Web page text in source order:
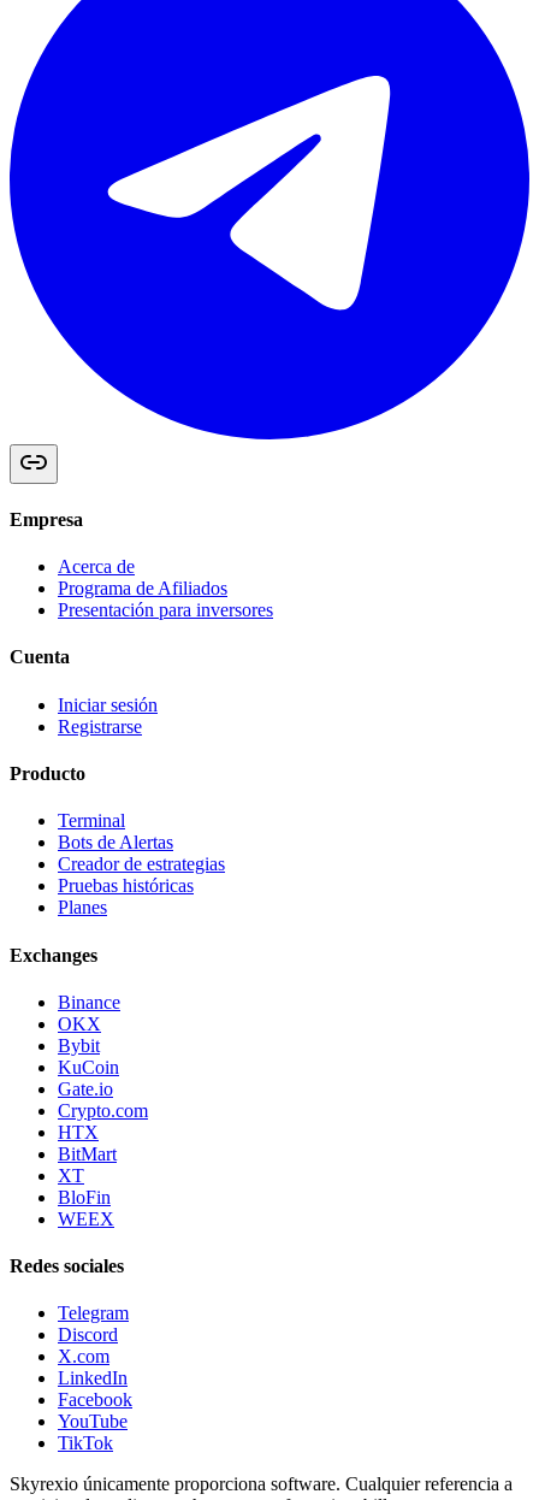
Empresa
Acerca de
Programa de Afiliados
Presentación para inversores
Cuenta
Iniciar sesión
Registrarse
Producto
Terminal
Bots de Alertas
Creador de estrategias
Pruebas históricas
Planes
Exchanges
Binance
OKX
Bybit
KuCoin
Gate.io
Crypto.com
HTX
BitMart
XT
BloFin
WEEX
Redes sociales
Telegram
Discord
X.com
LinkedIn
Facebook
YouTube
TikTok
Skyrexio únicamente proporciona software. Cualquier referencia a